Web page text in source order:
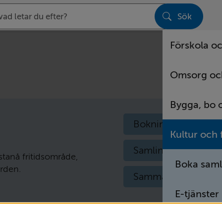
Sök
Förskola
Omsorg
Bygga, bo
Kultur och
Boka
E-tjänster
fritidsområde,
Bokningsbara scener
Samlingslokal i
Sammanträdesrum